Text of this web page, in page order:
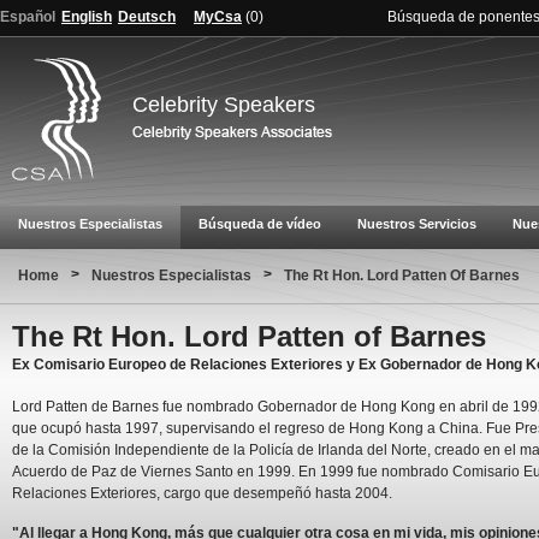
Español English Deutsch MyCsa (0) Búsqueda de ponentes
Celebrity Speakers
Nuestros Especialistas Búsqueda de vídeo Nuestros Servicios
Home > Nuestros Especialistas > The Rt Hon. Lord Patten Of Barnes
The Rt Hon. Lord Patten of Barnes
Ex Comisario Europeo de Relaciones Exteriores y Ex Gobernador de Hong
Lord Patten de Barnes fue nombrado Gobernador de Hong Kong en abril de
que ocupó hasta 1997, supervisando el regreso de Hong Kong a China. Fue
de la Comisión Independiente de la Policía de Irlanda del Norte, creado en el
Acuerdo de Paz de Viernes Santo en 1999. En 1999 fue nombrado Comisario
Relaciones Exteriores, cargo que desempeñó hasta 2004.
"Al llegar a Hong Kong, más que cualquier otra cosa en mi vida, mis